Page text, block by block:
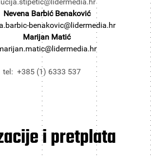
Nevena Barbić Benaković
benakovic@lidermedia.hr
Marijan Matić
tel: +385 (1) 6333 537
i pretplata